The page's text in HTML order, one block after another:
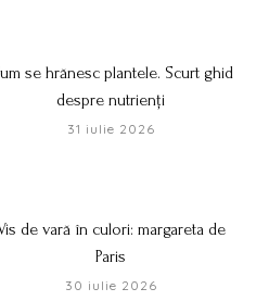
se hrănesc plantele. Scurt ghid
despre nutrienți
31 iulie 2026
de vară în culori: margareta de
Paris
30 iulie 2026